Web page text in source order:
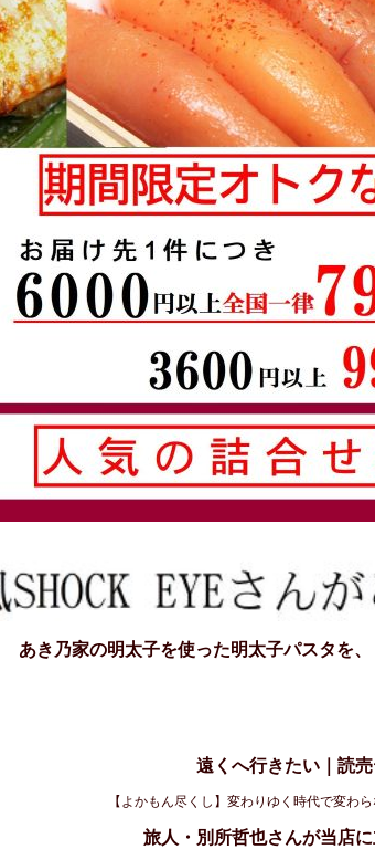
あき乃家の明太子を使った明太子パスタを、
遠くへ行きたい｜読
【よかもん尽くし】変わりゆく時代で変わ
旅人・別所哲也さんが当店